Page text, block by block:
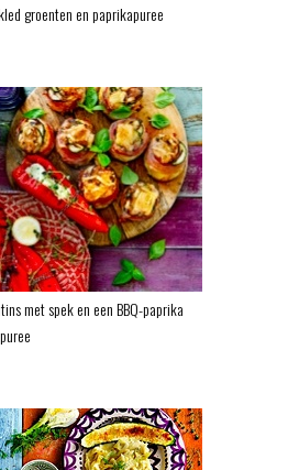
groenten en paprikapuree
met spek en een BBQ-paprika